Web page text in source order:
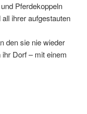
Pferdekoppeln
ihrer aufgestauten
den sie nie wieder
Dorf – mit einem